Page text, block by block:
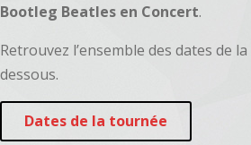
Bootleg Beatles en Concert.
Retrouvez l’ensemble des dates de
dessous.
Dates de la tournée